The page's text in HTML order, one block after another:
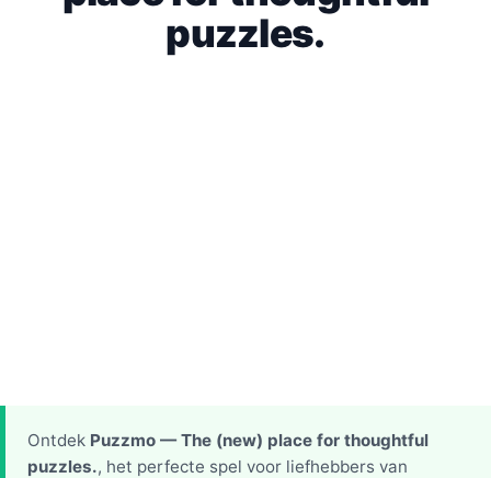
puzzles.
Ontdek Puzzmo — The (new) place for thoughtful
puzzles., het perfecte spel voor liefhebbers van